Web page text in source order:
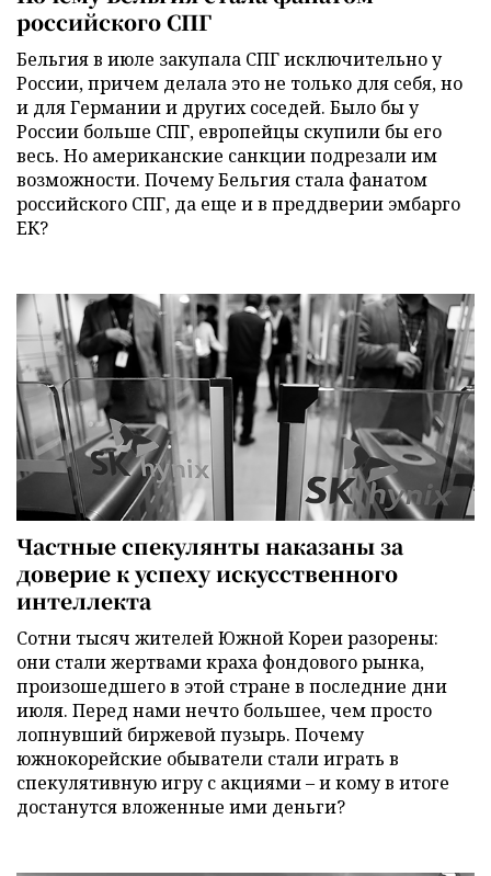
российского СПГ
Бельгия в июле закупала СПГ исключительно у
России, причем делала это не только для себя, но
и для Германии и других соседей. Было бы у
России больше СПГ, европейцы скупили бы его
весь. Но американские санкции подрезали им
возможности. Почему Бельгия стала фанатом
российского СПГ, да еще и в преддверии эмбарго
ЕК?
Частные спекулянты наказаны за
доверие к успеху искусственного
интеллекта
Сотни тысяч жителей Южной Кореи разорены:
они стали жертвами краха фондового рынка,
произошедшего в этой стране в последние дни
июля. Перед нами нечто большее, чем просто
лопнувший биржевой пузырь. Почему
южнокорейские обыватели стали играть в
спекулятивную игру с акциями – и кому в итоге
достанутся вложенные ими деньги?